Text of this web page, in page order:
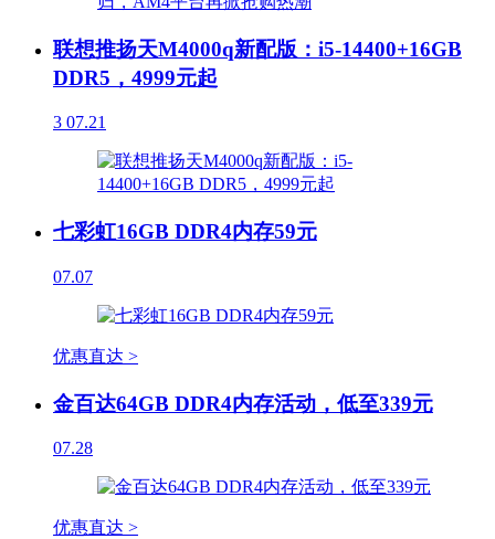
联想推扬天M4000q新配版：i5-14400+16GB
DDR5，4999元起
3 07.21
七彩虹16GB DDR4内存59元
07.07
优惠直达 >
金百达64GB DDR4内存活动，低至339元
07.28
优惠直达 >